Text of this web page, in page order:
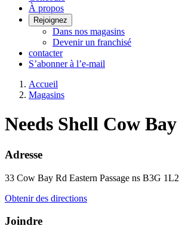
À propos
Rejoignez
Dans nos magasins
Devenir un franchisé
contacter
S’abonner à l’e-mail
Accueil
Magasins
Needs Shell Cow Bay
Adresse
33 Cow Bay Rd Eastern Passage ns B3G 1L2
Obtenir des directions
Joindre